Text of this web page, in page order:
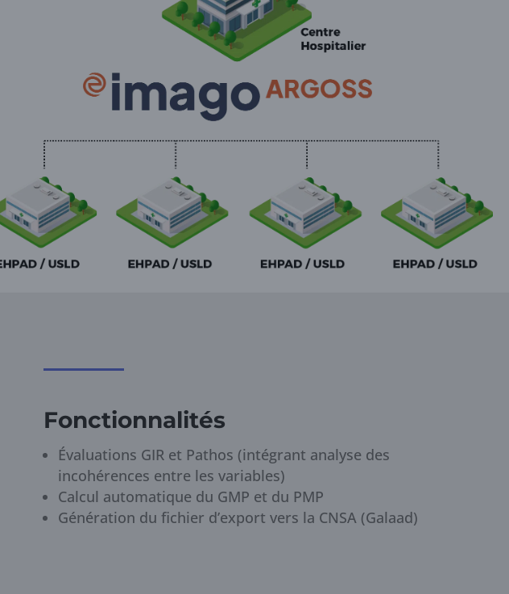
Fonctionnalités
Évaluations GIR et Pathos (intégrant analyse des
incohérences entre les variables)
Calcul automatique du GMP et du PMP
Génération du fichier d’export vers la CNSA (Galaad)